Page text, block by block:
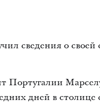
сведения о
Португалии
дней в столице